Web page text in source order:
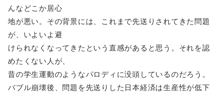
んなどこか居心
地が悪い。その背景には、これまで先送りされてきた問題
が、いよいよ避
けられなくなってきたという直感があると思う。それを認
めたくない人が、
昔の学生運動のようなパロディに没頭しているのだろう。
バブル崩壊後、問題を先送りした日本経済は生産性が低下